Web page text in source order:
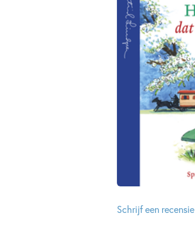
Schrijf een recensie